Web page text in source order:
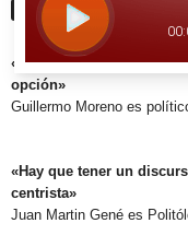
Últimas Noticias
«Con radicales
opción»
Guillermo Moreno es
«Hay que tener un
centrista»
Juan Martin Gené es